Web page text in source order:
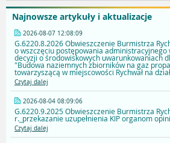
Najnowsze artykuły i aktualizacje
2026-08-07 12:08:09
G.6220.8.2026 Obwieszczenie Burmistrza
o wszczęciu postępowania administracyjnego
decyzji o środowiskowych uwarunkowaniach
"Budowa naziemnych zbiorników na gaz
towarzyszącą w miejscowości Rychwał na
Czytaj dalej
2026-08-04 08:09:06
G.6220.9.2025 Obwieszczenie Burmistrza
r._przekazanie uzupełnienia KIP organom
Czytaj dalej